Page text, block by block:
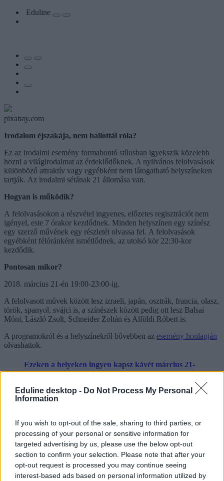
Eduline desktop - Do Not Process My Personal
Information
If you wish to opt-out of the sale, sharing to third parties, or
processing of your personal or sensitive information for
targeted advertising by us, please use the below opt-out
section to confirm your selection. Please note that after your
opt-out request is processed you may continue seeing
interest-based ads based on personal information utilized by
Eduline
pixabay.com
Irodalom éjszakája, nem hallottál róla?
Ez az irodalmi esemény formabontó stílusban igyekszik közelebb
hozni a világirodalmat az érdeklődőknek. A nyilvános felolvasások
különböző attraktív vagy egyébként nem látogatható helyszíneken
tartják. Az irodalmi sétának 21 állomása van.
Hogyan is működik?
A felolvasásokon a részvétel ingyenes, előzetes regisztrációt nem
igényel, este 7 órakor kezdődnek. Minden helyszínen egy színész
egy szerző művének egy részletét olvassa fel. A felolvasások
egyébként félóránként ismétlődnek, az utolsó kör 22:30-kor
kezdődik.
Pontosan mikor?
2018. március 21-én 19:00-23:00-ig.
A felolvasott művek között lesz izraeli, japán, osztrák, francia, olasz,
török, spanyol, svájci is, a színészek között pedig ott lesz Balsai
Móni, László Zsolt, Schneider Zoltán és Alföldi Róbert is.
A programokról és a helyszínekről bővebben az esemény honlapján
olvashattok.
Ezeken a helyeken ingyen kapsz kávét március 21-
én: verssel fizethetsz
Idén is meghirdetik a "fizess verssel" eseményt, több
tucat helyszínen kiválthatjuk kávénkat egy verssel vagy
alkalmából idén is több kávézó csatlakozott ahhoz a
hagyományhoz, hogy egy teljes napig minden idézet
(legyen az ismert vagy saját) kávéházi fizetőeszközzé
váljon, így kávénkat kifizethetjük egy ismert vagy akár
általunk írt verssel vagy idézettel ezeken a helyeken -
írja a We Love Budapest.